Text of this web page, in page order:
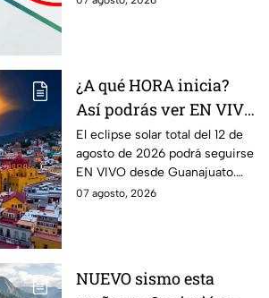
¿A qué HORA inicia?
Así podrás ver EN VIVO
desde Guanajuato el
eclipse solar total del 12
de agosto de 2026
El eclipse solar total del 12 de
agosto de 2026 podrá seguirse
EN VIVO desde Guanajuato.
Conoce a qué hora inicia
07 agosto, 2026
NUEVO sismo esta